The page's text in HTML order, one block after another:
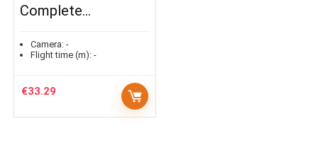
Complete…
Camera: -
Flight time (m): -
€33.29